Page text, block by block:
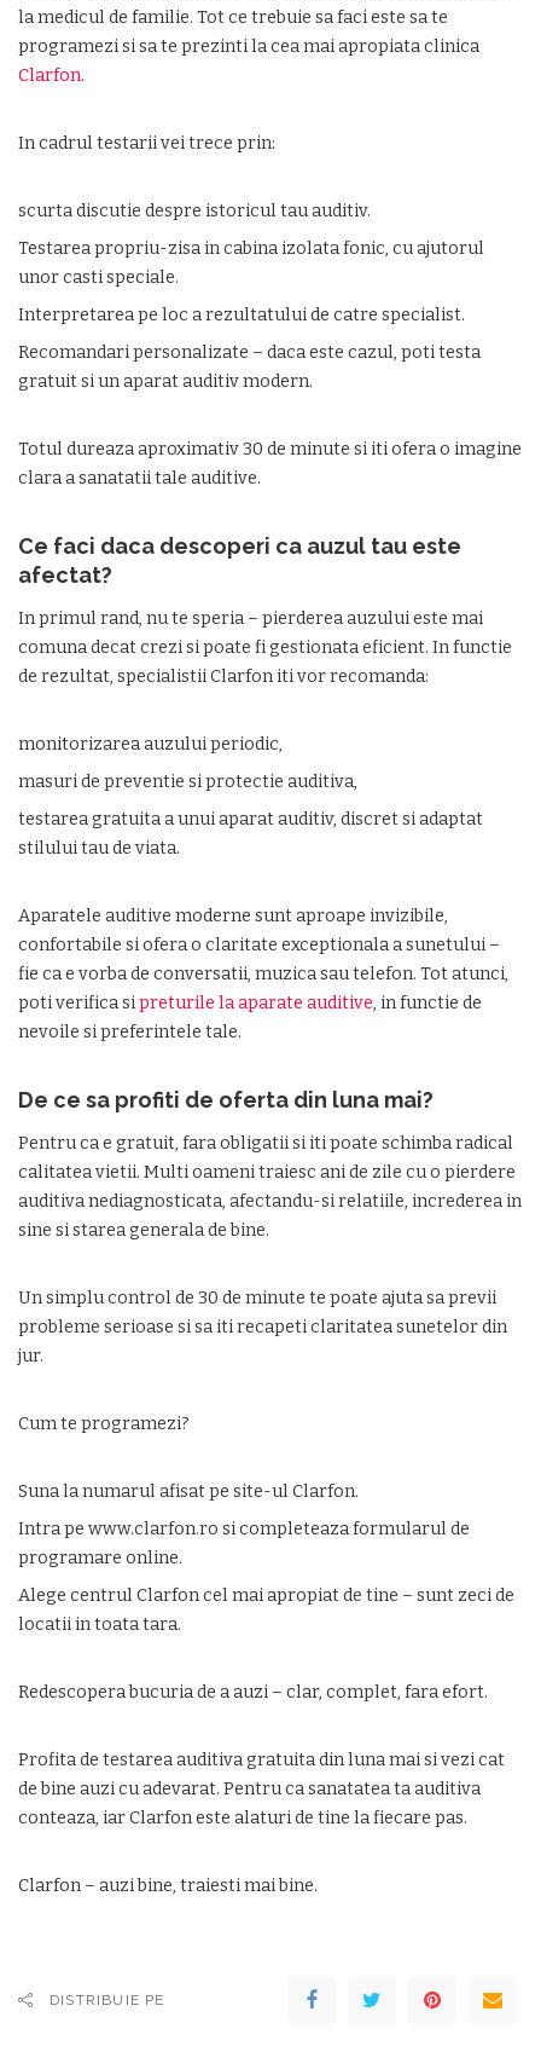
la medicul de familie. Tot ce trebuie sa faci este sa te
programezi si sa te prezinti la cea mai apropiata clinica
Clarfon.
In cadrul testarii vei trece prin:
scurta discutie despre istoricul tau auditiv.
Testarea propriu-zisa in cabina izolata fonic, cu ajutorul
unor casti speciale.
Interpretarea pe loc a rezultatului de catre specialist.
Recomandari personalizate – daca este cazul, poti testa
gratuit si un aparat auditiv modern.
Totul dureaza aproximativ 30 de minute si iti ofera o imagine
clara a sanatatii tale auditive.
Ce faci daca descoperi ca auzul tau este
afectat?
In primul rand, nu te speria – pierderea auzului este mai
comuna decat crezi si poate fi gestionata eficient. In functie
de rezultat, specialistii Clarfon iti vor recomanda:
monitorizarea auzului periodic,
masuri de preventie si protectie auditiva,
testarea gratuita a unui aparat auditiv, discret si adaptat
stilului tau de viata.
Aparatele auditive moderne sunt aproape invizibile,
confortabile si ofera o claritate exceptionala a sunetului –
fie ca e vorba de conversatii, muzica sau telefon. Tot atunci,
poti verifica sipreturile la aparate auditive, in functie de
nevoile si preferintele tale.
De ce sa profiti de oferta din luna mai?
Pentru ca e gratuit, fara obligatii si iti poate schimba radical
calitatea vietii. Multi oameni traiesc ani de zile cu o pierdere
auditiva nediagnosticata, afectandu-si relatiile, increderea in
sine si starea generala de bine.
Un simplu control de 30 de minute te poate ajuta sa previi
probleme serioase si sa iti recapeti claritatea sunetelor din
jur.
Cum te programezi?
Suna la numarul afisat pe site-ul Clarfon.
Intra pe www.clarfon.ro si completeaza formularul de
programare online.
Alege centrul Clarfon cel mai apropiat de tine – sunt zeci de
locatii in toata tara.
Redescopera bucuria de a auzi – clar, complet, fara efort.
Profita de testarea auditiva gratuita din luna mai si vezi cat
de bine auzi cu adevarat. Pentru ca sanatatea ta auditiva
conteaza, iar Clarfon este alaturi de tine la fiecare pas.
Clarfon – auzi bine, traiesti mai bine.
DISTRIBUIE PE